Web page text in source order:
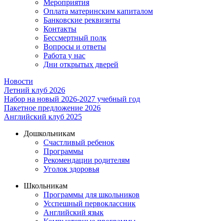
Мероприятия
Оплата материнским капиталом
Банковские реквизиты
Контакты
Бессмертный полк
Вопросы и ответы
Работа у нас
Дни открытых дверей
Новости
Летний клуб 2026
Набор на новый 2026-2027 учебный год
Пакетное предложение 2026
Английский клуб 2025
Дошкольникам
Счастливый ребенок
Программы
Рекомендации родителям
Уголок здоровья
Школьникам
Программы для школьников
Усспешный первоклассник
Английский язык